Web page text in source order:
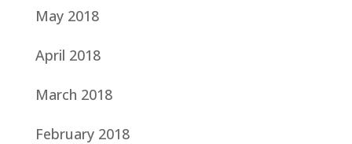
May 2018
April 2018
March 2018
February 2018